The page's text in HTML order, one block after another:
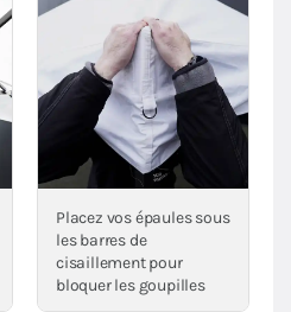
Placez vos épaules sous
les barres de
cisaillement pour
bloquer les goupilles